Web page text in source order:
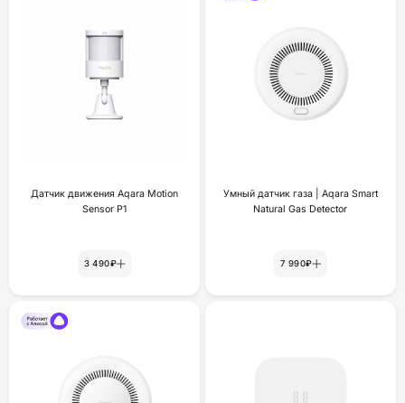
Датчик движения Aqara Motion
Sensor P1
3 490₽
Умный датчик газа | Aqara Smart
Natural Gas Detector
7 990₽